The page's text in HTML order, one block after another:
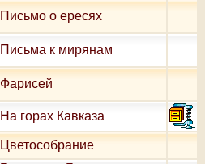
Письмо о ересях
Письма к мирянам
Фарисей
На горах Кавказа
Цветособрание